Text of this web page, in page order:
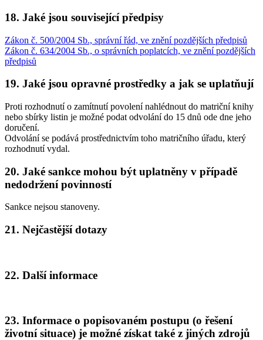
18. Jaké jsou související předpisy
Zákon č. 500/2004 Sb., správní řád, ve znění pozdějších předpisů
Zákon č. 634/2004 Sb., o správních poplatcích, ve znění pozdějších
předpisů
19. Jaké jsou opravné prostředky a jak se uplatňují
Proti rozhodnutí o zamítnutí povolení nahlédnout do matriční knihy
nebo sbírky listin je možné podat odvolání do 15 dnů ode dne jeho
doručení.
Odvolání se podává prostřednictvím toho matričního úřadu, který
rozhodnutí vydal.
20. Jaké sankce mohou být uplatněny v případě
nedodržení povinností
Sankce nejsou stanoveny.
21. Nejčastější dotazy
22. Další informace
23. Informace o popisovaném postupu (o řešení
životní situace) je možné získat také z jiných zdrojů